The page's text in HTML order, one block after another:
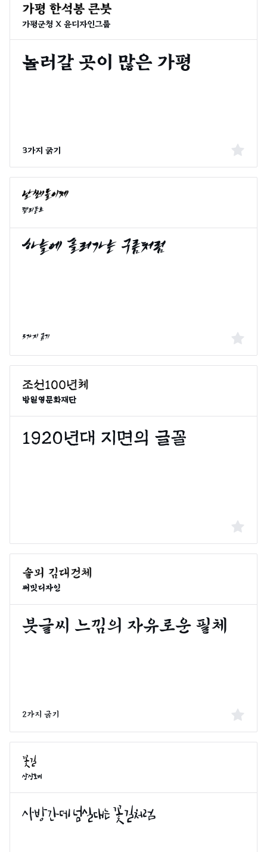
가평군청 X 윤디자인그룹
3가지 굵기
캘리폰트
3가지 굵기
방일영문화재단
써밋디자인
2가지 굵기
상상토끼